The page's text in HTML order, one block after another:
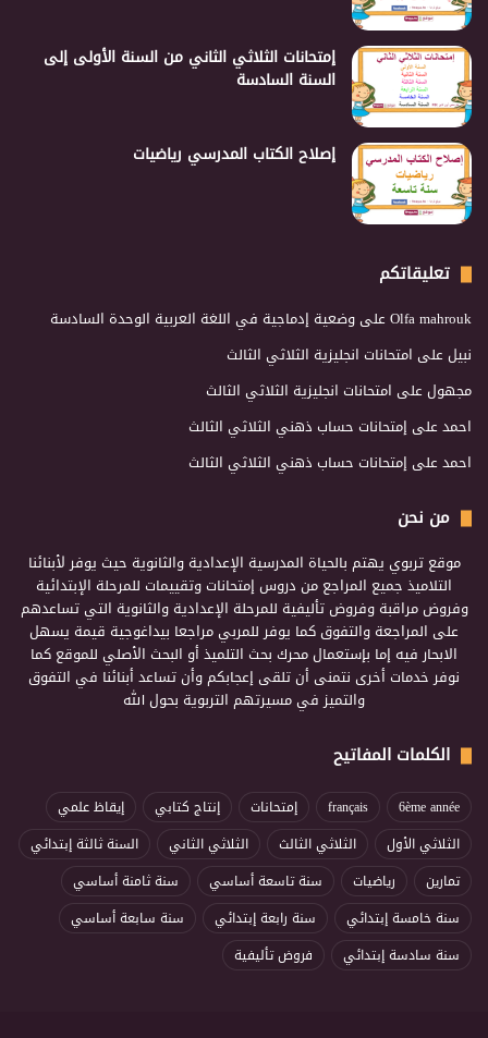
إمتحانات الثلاثي الثاني من السنة الأولى إلى
السنة السادسة
إصلاح الكتاب المدرسي رياضيات
تعليقاتكم
Olfa mahroukعلى وضعية إدماجية في اللغة العربية الوحدة السادسة
نبيلعلى امتحانات انجليزية الثلاثي الثالث
مجهولعلى امتحانات انجليزية الثلاثي الثالث
احمدعلى إمتحانات حساب ذهني الثلاثي الثالث
احمدعلى إمتحانات حساب ذهني الثلاثي الثالث
من نحن
موقع تربوي يهتم بالحياة المدرسية الإعدادية والثانوية حيث يوفر لأبنائنا
التلاميذ جميع المراجع من دروس إمتحانات وتقييمات للمرحلة الإبتدائية
وفروض مراقبة وفروض تأليفية للمرحلة الإعدادية والثانوية التي تساعدهم
على المراجعة والتفوق كما يوفر للمربي مراجعا بيداغوجية قيمة يسهل
الابحار فيه إما بإستعمال محرك بحث التلميذ أو البحث الأصلي للموقع كما
نوفر خدمات أخرى نتمنى أن تلقى إعجابكم وأن تساعد أبنائنا في التفوق
والتميز في مسيرتهم التربوية بحول الله
الكلمات المفاتيح
6ème année
français إمتحانات إنتاج كتابي
إيقاظ علمي
الثلاثي الأول
الثلاثي الثالث الثلاثي الثاني
السنة ثالثة إبتدائي
تمارين
رياضيات سنة تاسعة أساسي
سنة ثامنة أساسي
سنة خامسة إبتدائي
سنة رابعة إبتدائي
سنة سابعة أساسي
سنة سادسة إبتدائي
فروض تأليفية